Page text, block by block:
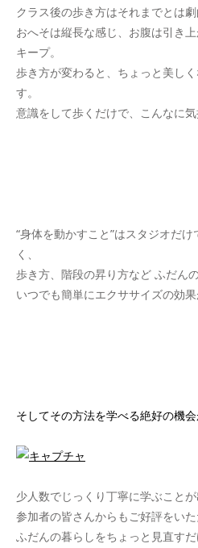
クラス後の歩き方はそれまでとは
おへそは縦長な感じ、お腹は引き
キープ。
歩き方が変わると、ちょっと美し
す。
意識をして歩くだけで、こんなに
“身体を動かすこと”はスタジオだ
く、
歩き方、階段の昇り方など ふだん
いつでも簡単にエクササイズの効果
そしてその方法を学べる絶好の機
少人数でじっくり丁寧に学ぶことが
参加者の皆さんからもご好評をいた
ふだんの暮らしをちょっと見直す